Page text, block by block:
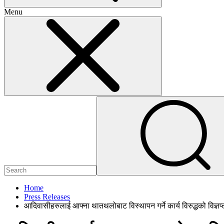
Menu
Home
Press Releases
आदिवासीहरुलाई आफ्ना थातथलोबाट विस्थापन गर्ने कार्य विरुद्धको